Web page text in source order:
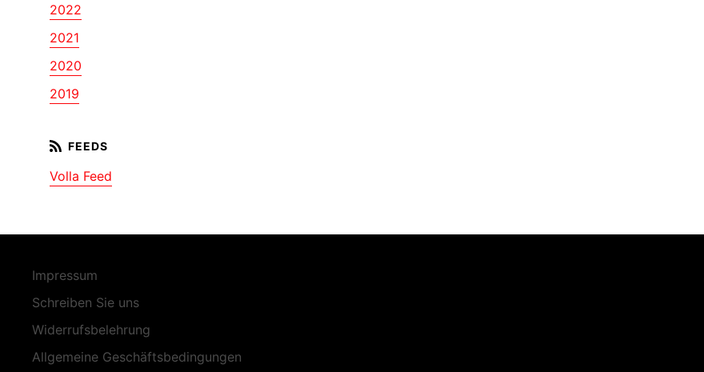
2022
2021
2020
2019
Volla Feed
Impressum
Schreiben Sie uns
Widerrufsbelehrung
Allgemeine Geschäftsbedingungen